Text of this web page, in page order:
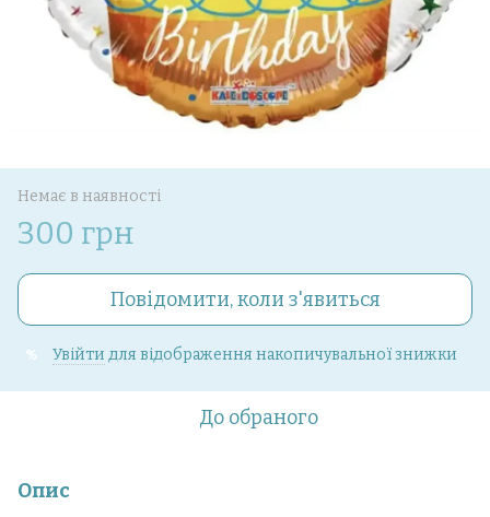
Немає в наявності
300 грн
Повідомити, коли з'явиться
% Увійти для відображення накопичувальної знижки
До обраного
Опис